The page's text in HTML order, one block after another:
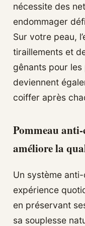
nécessite des
endommager
Sur votre peau,
tiraillements et
gênants pour les
deviennent
coiffer après
Pommeau
améliore la
Un système
expérience
en préservant
sa souplesse